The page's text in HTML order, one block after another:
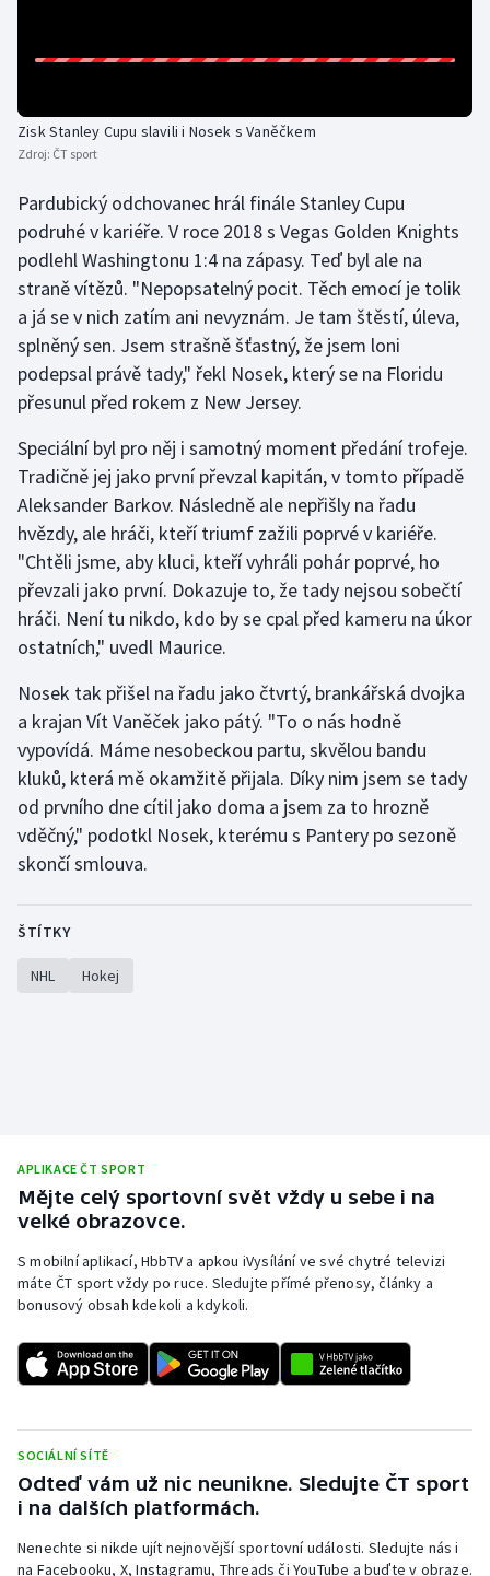
Rychlobruslení
Rychlostní kanoistika
Short track
Sportovní střelba
Stolní tenis
Triatlon
Veslování
Vodní slalom
Volejbal
Ostatní
Zisk Stanley Cupu slavili i Nosek s Vaněčkem
Zdroj: ČT sport
Pardubický odchovanec hrál finále Stanley Cupu
podruhé v kariéře. V roce 2018 s Vegas Golden Knights
podlehl Washingtonu 1:4 na zápasy. Teď byl ale na
straně vítězů. "Nepopsatelný pocit. Těch emocí je tolik
a já se v nich zatím ani nevyznám. Je tam štěstí, úleva,
splněný sen. Jsem strašně šťastný, že jsem loni
podepsal právě tady," řekl Nosek, který se na Floridu
přesunul před rokem z New Jersey.
Speciální byl pro něj i samotný moment předání trofeje.
Tradičně jej jako první převzal kapitán, v tomto případě
Aleksander Barkov. Následně ale nepřišly na řadu
hvězdy, ale hráči, kteří triumf zažili poprvé v kariéře.
"Chtěli jsme, aby kluci, kteří vyhráli pohár poprvé, ho
převzali jako první. Dokazuje to, že tady nejsou sobečtí
hráči. Není tu nikdo, kdo by se cpal před kameru na úkor
ostatních," uvedl Maurice.
Nosek tak přišel na řadu jako čtvrtý, brankářská dvojka
a krajan Vít Vaněček jako pátý. "To o nás hodně
vypovídá. Máme nesobeckou partu, skvělou bandu
kluků, která mě okamžitě přijala. Díky nim jsem se tady
od prvního dne cítil jako doma a jsem za to hrozně
vděčný," podotkl Nosek, kterému s Pantery po sezoně
skončí smlouva.
ŠTÍTKY
NHL Hokej
APLIKACE ČT SPORT
Mějte celý sportovní svět vždy u sebe i na
velké obrazovce.
S mobilní aplikací, HbbTV a apkou iVysílání ve své chytré televizi
máte ČT sport vždy po ruce. Sledujte přímé přenosy, články a
bonusový obsah kdekoli a kdykoli.
SOCIÁLNÍ SÍTĚ
Odteď vám už nic neunikne. Sledujte ČT sport
i na dalších platformách.
Nenechte si nikde ujít nejnovější sportovní události. Sledujte nás i
na Facebooku, X, Instagramu, Threads či YouTube a buďte v obraze.